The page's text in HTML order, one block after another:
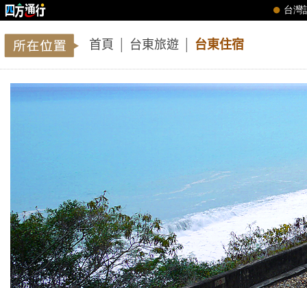
首頁 台東旅遊 台東住宿